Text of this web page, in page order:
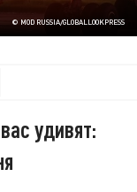
© MOD RUSSIA/GLOBALLOOKPRESS
удивят: